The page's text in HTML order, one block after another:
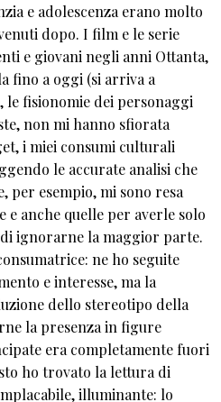
e adolescenza erano molto
dopo. I film e le serie
e giovani negli anni Ottanta,
fino a oggi (si arriva a
le fisionomie dei personaggi
non mi hanno sfiorata
i miei consumi culturali
le accurate analisi che
per esempio, mi sono resa
e anche quelle per averle solo
ignorarne la maggior parte.
ne ho seguite
e interesse, ma la
dello stereotipo della
la presenza in figure
era completamente fuori
ho trovato la lettura di
illuminante: lo